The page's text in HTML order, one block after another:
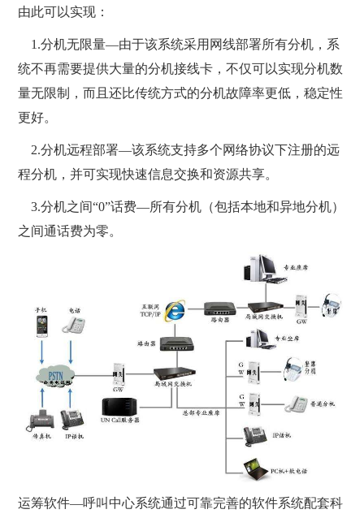
由此可以实现：
1.分机无限量—由于该系统采用网线部署所有分机，系
统不再需要提供大量的分机接线卡，不仅可以实现分机数
量无限制，而且还比传统方式的分机故障率更低，稳定性
更好。
2.分机远程部署—该系统支持多个网络协议下注册的远
程分机，并可实现快速信息交换和资源共享。
3.分机之间“0”话费—所有分机（包括本地和异地分机）
之间通话费为零。
运筹软件—呼叫中心系统通过可靠完善的软件系统配套科